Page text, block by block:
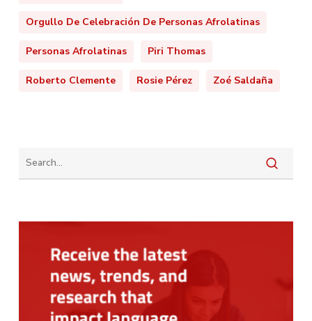
Orgullo De Celebración De Personas Afrolatinas
Personas Afrolatinas Piri Thomas
Roberto Clemente Rosie Pérez Zoé Saldaña